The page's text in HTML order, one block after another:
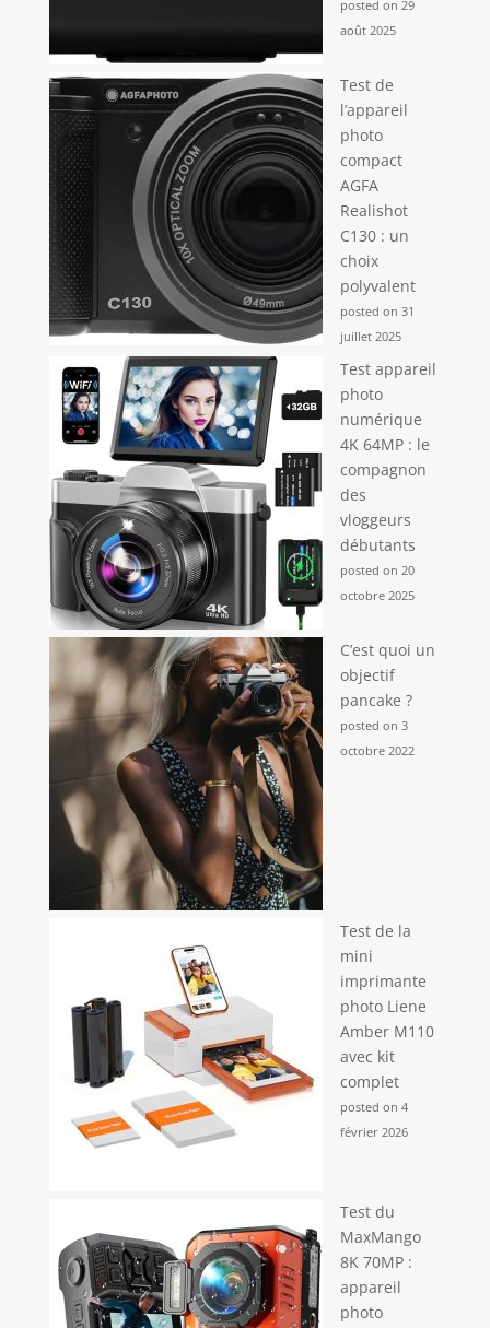
posted on 29
août 2025
Test de
l’appareil
photo
compact
AGFA
Realishot
C130 : un
choix
polyvalent
posted on 31
juillet 2025
Test appareil
photo
numérique
4K 64MP : le
compagnon
des
vloggeurs
débutants
posted on 20
octobre 2025
C’est quoi un
objectif
pancake ?
posted on 3
octobre 2022
Test de la
mini
imprimante
photo Liene
Amber M110
avec kit
complet
posted on 4
février 2026
Test du
MaxMango
8K 70MP :
appareil
photo